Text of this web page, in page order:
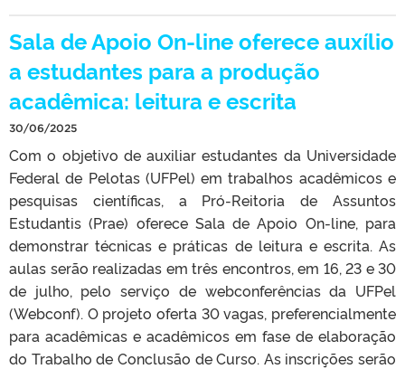
Sala de Apoio On-line oferece auxílio
a estudantes para a produção
acadêmica: leitura e escrita
30/06/2025
Com o objetivo de auxiliar estudantes da Universidade
Federal de Pelotas (UFPel) em trabalhos acadêmicos e
pesquisas científicas, a Pró-Reitoria de Assuntos
Estudantis (Prae) oferece Sala de Apoio On-line, para
demonstrar técnicas e práticas de leitura e escrita. As
aulas serão realizadas em três encontros, em 16, 23 e 30
de julho, pelo serviço de webconferências da UFPel
(Webconf). O projeto oferta 30 vagas, preferencialmente
para acadêmicas e acadêmicos em fase de elaboração
do Trabalho de Conclusão de Curso. As inscrições serão